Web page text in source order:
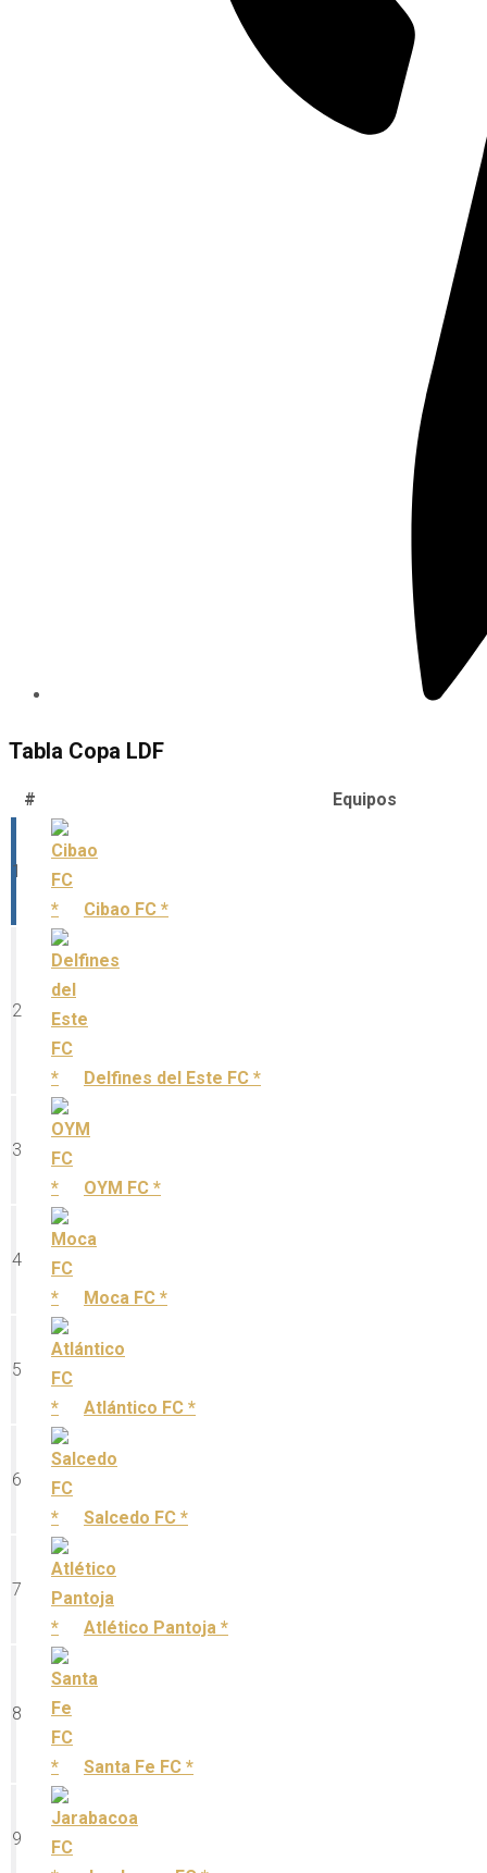
Tabla Copa LDF
# Equipos
1
Cibao FC *
2
Delfines del Este FC *
3
OYM FC *
4
Moca FC *
5
Atlántico FC *
6
Salcedo FC *
7
Atlético Pantoja *
8
Santa Fe FC *
9